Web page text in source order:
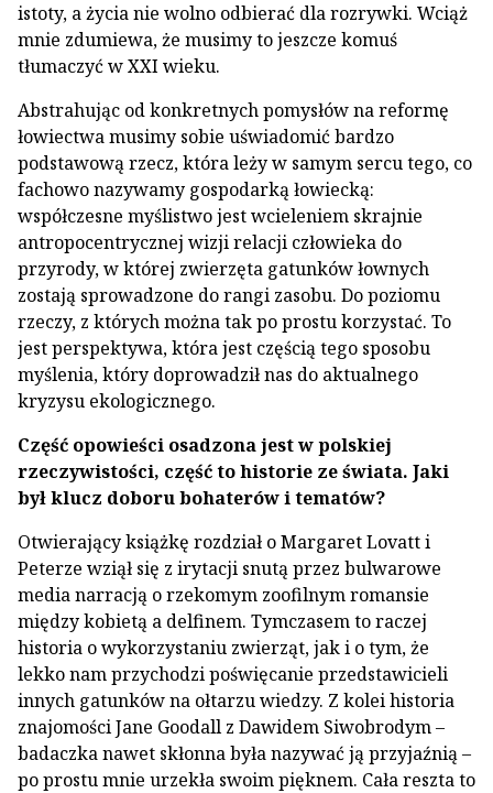
istoty, a życia nie wolno odbierać dla rozrywki. Wciąż
mnie zdumiewa, że musimy to jeszcze komuś
tłumaczyć w XXI wieku.
Abstrahując od konkretnych pomysłów na reformę
łowiectwa musimy sobie uświadomić bardzo
podstawową rzecz, która leży w samym sercu tego, co
fachowo nazywamy gospodarką łowiecką:
współczesne myślistwo jest wcieleniem skrajnie
antropocentrycznej wizji relacji człowieka do
przyrody, w której zwierzęta gatunków łownych
zostają sprowadzone do rangi zasobu. Do poziomu
rzeczy, z których można tak po prostu korzystać. To
jest perspektywa, która jest częścią tego sposobu
myślenia, który doprowadził nas do aktualnego
kryzysu ekologicznego.
Część opowieści osadzona jest w polskiej
rzeczywistości, część to historie ze świata. Jaki
był klucz doboru bohaterów i tematów?
Otwierający książkę rozdział o Margaret Lovatt i
Peterze wziął się z irytacji snutą przez bulwarowe
media narracją o rzekomym zoofilnym romansie
między kobietą a delfinem. Tymczasem to raczej
historia o wykorzystaniu zwierząt, jak i o tym, że
lekko nam przychodzi poświęcanie przedstawicieli
innych gatunków na ołtarzu wiedzy. Z kolei historia
znajomości Jane Goodall z Dawidem Siwobrodym –
badaczka nawet skłonna była nazywać ją przyjaźnią –
po prostu mnie urzekła swoim pięknem. Cała reszta to